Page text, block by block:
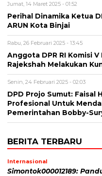
Jumat, 14 Maret 2025 - 01:52
Perihal Dinamika Ketua
ARUN Kota Binjai
Rabu, 26 Februari 2025 - 13:45
Anggota DPR RI Komisi V
Rajekshah Melakukan
Senin, 24 Februari 2025 - 02:03
DPD Projo Sumut: Faisal
Profesional Untuk
Pemerintahan Bobby-
BERITA TERBARU
Internasional
Simontok000012189: